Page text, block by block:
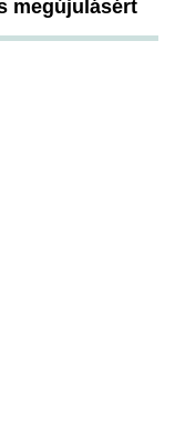
megújulásért